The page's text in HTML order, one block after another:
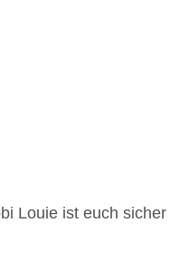
Louie ist euch sicher